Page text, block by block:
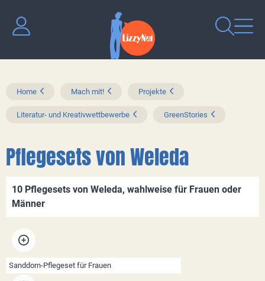
Home Mach mit! Projekte
Literatur- und Kreativwettbewerbe GreenStories
Pflegesets von Weleda
10 Pflegesets von Weleda, wahlweise für Frauen oder
Männer
Sanddorn-Pflegeset für Frauen